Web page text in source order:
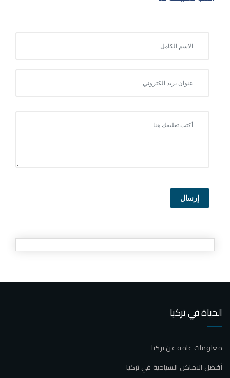
إرسال
الحياة في تركيا
معلومات عامة عن تركيا
أفضل الاماكن السياحية في تركيا